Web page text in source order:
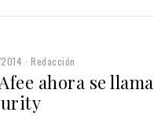
Redacción
ahora se